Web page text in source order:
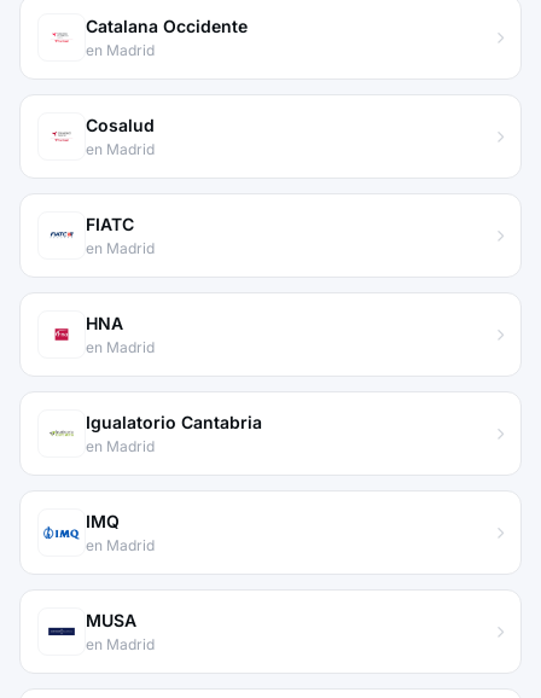
Catalana Occidente
en Madrid
Cosalud
en Madrid
FIATC
en Madrid
HNA
en Madrid
Igualatorio Cantabria
en Madrid
IMQ
en Madrid
MUSA
en Madrid